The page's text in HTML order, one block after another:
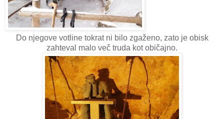
Do njegove votline tokrat ni bilo zgaženo, zato je obisk
zahteval malo več truda kot običajno.